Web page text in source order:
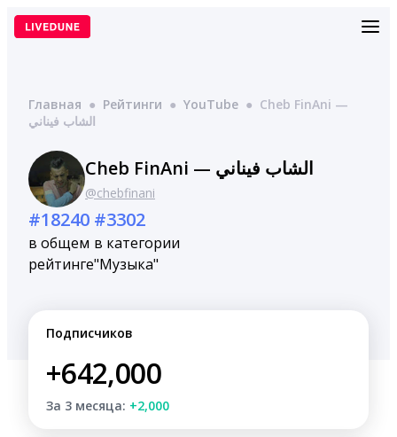
Перейти
Главная ● Рейтинги ● YouTube ● Cheb FinAni —
الشاب فيناني
Cheb FinAni — الشاب فيناني
@chebfinani
#18240
в общем
рейтинге
#3302
в категории
"Музыка"
Подписчиков
+642,000
За 3 месяца: +2,000